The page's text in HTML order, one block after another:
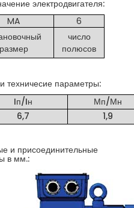
электродвигателя:
MA
6
размер
число
полюсов
техничесие параметры:
Iп/Iн
Мп/Мн
6,7 1,9
и присоединительные
в мм.: